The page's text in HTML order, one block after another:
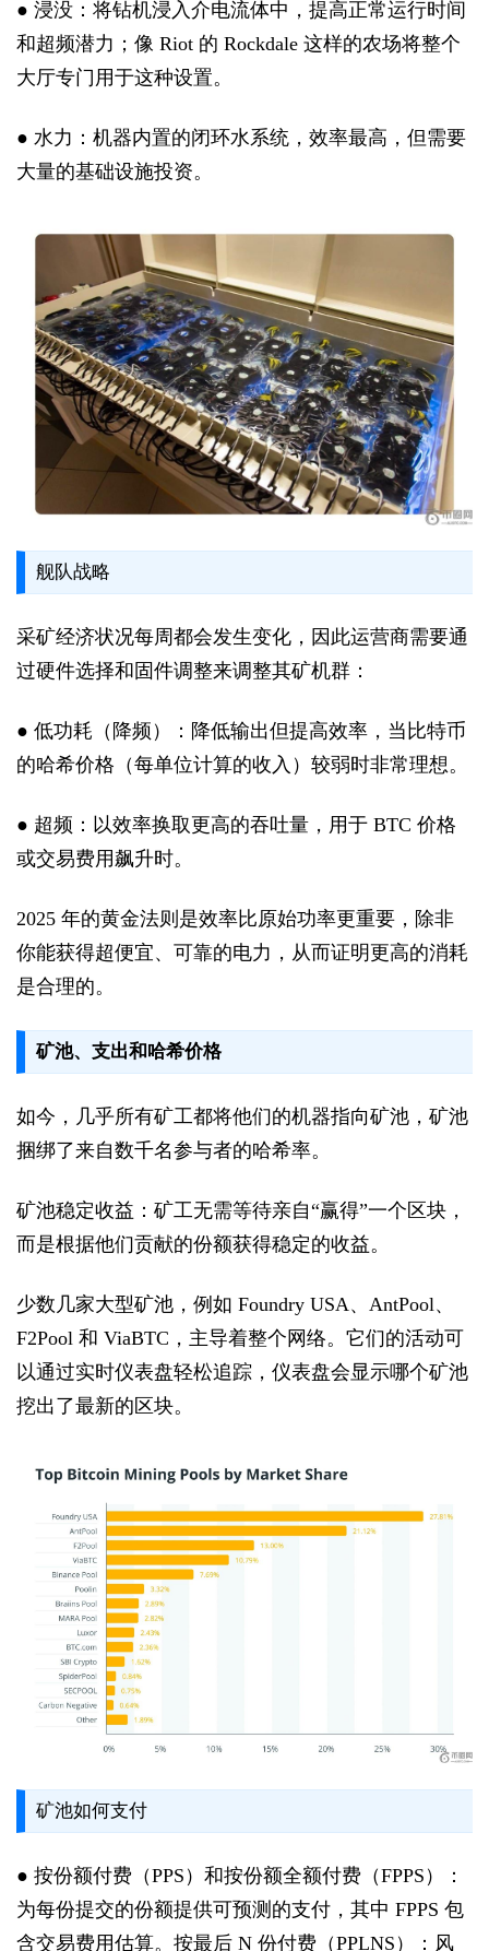
● 浸没：将钻机浸入介电流体中，提高正常运行时间
和超频潜力；像 Riot 的 Rockdale 这样的农场将整个
大厅专门用于这种设置。
● 水力：机器内置的闭环水系统，效率最高，但需要
大量的基础设施投资。
舰队战略
采矿经济状况每周都会发生变化，因此运营商需要通
过硬件选择和固件调整来调整其矿机群：
● 低功耗（降频）：降低输出但提高效率，当比特币
的哈希价格（每单位计算的收入）较弱时非常理想。
● 超频：以效率换取更高的吞吐量，用于 BTC 价格
或交易费用飙升时。
2025 年的黄金法则是效率比原始功率更重要，除非
你能获得超便宜、可靠的电力，从而证明更高的消耗
是合理的。
矿池、支出和哈希价格
如今，几乎所有矿工都将他们的机器指向矿池，矿池
捆绑了来自数千名参与者的哈希率。
矿池稳定收益：矿工无需等待亲自“赢得”一个区块，
而是根据他们贡献的份额获得稳定的收益。
少数几家大型矿池，例如 Foundry USA、AntPool、
F2Pool 和 ViaBTC，主导着整个网络。它们的活动可
以通过实时仪表盘轻松追踪，仪表盘会显示哪个矿池
挖出了最新的区块。
矿池如何支付
● 按份额付费（PPS）和按份额全额付费（FPPS）：
为每份提交的份额提供可预测的支付，其中 FPPS 包
含交易费用估算。按最后 N 份付费（PPLNS）：风